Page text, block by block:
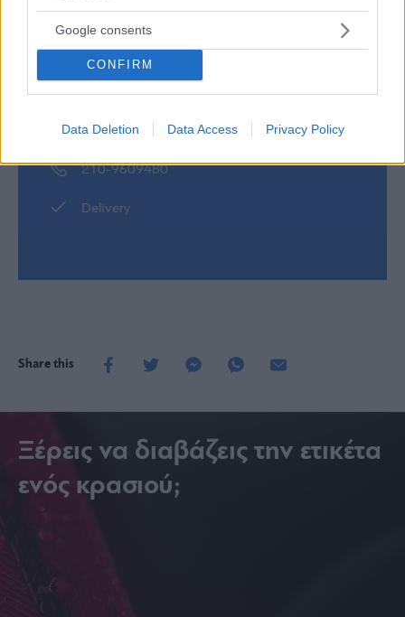
Google consents
CONFIRM
Data Deletion Data Access Privacy Policy
Ζιάπας
Γούναρη 176
210-9609480
Delivery
Share this
Ξέρεις να διαβάζεις την ετικέτα
ενός κρασιού;